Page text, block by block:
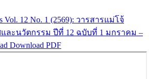
Vol. 12 No. 1 (2569): วารสารแม่โจ้
ละนวัตกรรม ปีที่ 12 ฉบับที่ 1 มกราคม –
Download PDF